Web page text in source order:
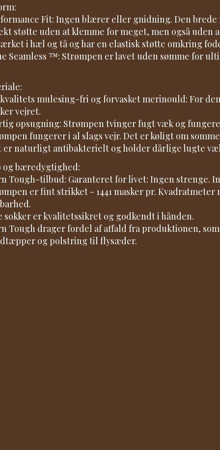
Fit: Ingen blærer eller gnidning. Den
støtte uden at klemme for meget, men også
i hæl og tå og har en elastisk støtte omkring
Seamless ™: Strømpen er lavet uden sømme for
mulesing-fri og forvasket merinould: For
vejret.
opsugning: Strømpen tvinger fugt væk og
fungerer i al slags vejr. Det er køligt om
er naturligt antibakterielt og holder dårlige lugte
og bæredygtighed:
Tough-tilbud: Garanteret for livet: Ingen strenge.
er fint strikket - 1441 masker pr.
sokker er kvalitetssikret og godkendt i hånden.
Tough drager fordel af affald fra produktionen,
og polstring til flysæder.